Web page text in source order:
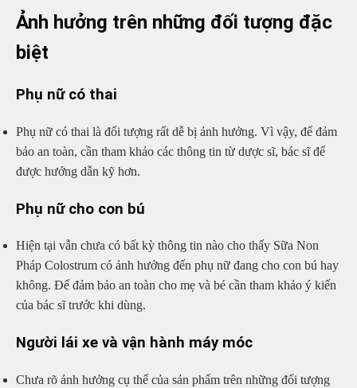
Ảnh hưởng trên những đối tượng đặc
biệt
Phụ nữ có thai
Phụ nữ có thai là đối tượng rất dễ bị ảnh hưởng. Vì vậy, để đảm
bảo an toàn, cần tham khảo các thông tin từ dược sĩ, bác sĩ để
được hướng dẫn kỹ hơn.
Phụ nữ cho con bú
Hiện tại vẫn chưa có bất kỳ thông tin nào cho thấy Sữa Non
Pháp Colostrum có ảnh hưởng đến phụ nữ đang cho con bú hay
không. Để đảm bảo an toàn cho mẹ và bé cần tham khảo ý kiến
của bác sĩ trước khi dùng.
Người lái xe và vận hành máy móc
Chưa rõ ảnh hưởng cụ thể của sản phẩm trên những đối tượng